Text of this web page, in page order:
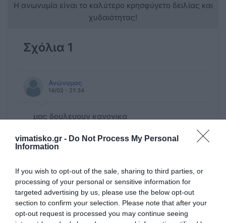
vimatisko.gr - Do Not Process My Personal
Information
If you wish to opt-out of the sale, sharing to third parties, or
processing of your personal or sensitive information for
targeted advertising by us, please use the below opt-out
section to confirm your selection. Please note that after your
opt-out request is processed you may continue seeing
Η ανωνυμία είναι το καλύτερο κρησφύγετο δειλίας και
χυδαιότητας!
Σχόλια 1
Ανώνυμος
14/02 - 21:34
μας δουλευουν κανονικα
τον ισολογισμο του 2024 και 2023 να
δουμε ποσα εκατομμυρια πανε που? Θα
μοναδικος φορεας ΔΕΥΑ που δεν κανει
δημοσιες αναρτησεις ισολογισμων ενω σας
υποχρεωνει ο Νομος...αλλα ξεχασα εσεις
εισαστε υπερανω νομων σωστα?